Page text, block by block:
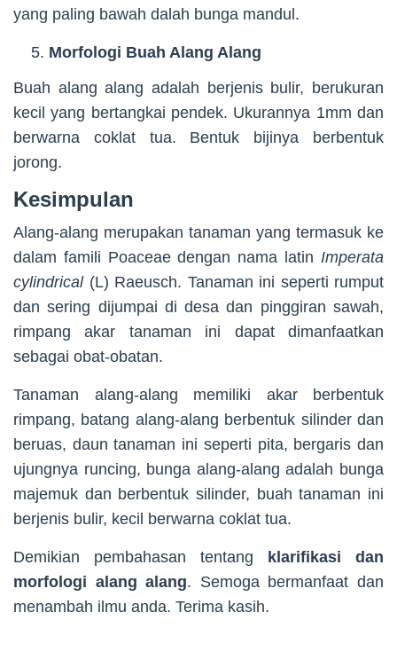
yang paling bawah dalah bunga mandul.
Morfologi Buah Alang Alang
Buah alang alang adalah berjenis bulir, berukuran
kecil yang bertangkai pendek. Ukurannya 1mm dan
berwarna coklat tua. Bentuk bijinya berbentuk
jorong.
Kesimpulan
Alang-alang merupakan tanaman yang termasuk ke
dalam famili Poaceae dengan nama latin Imperata
cylindrical(L) Raeusch. Tanaman ini seperti rumput
dan sering dijumpai di desa dan pinggiran sawah,
rimpang akar tanaman ini dapat dimanfaatkan
sebagai obat-obatan.
Tanaman alang-alang memiliki akar berbentuk
rimpang, batang alang-alang berbentuk silinder dan
beruas, daun tanaman ini seperti pita, bergaris dan
ujungnya runcing, bunga alang-alang adalah bunga
majemuk dan berbentuk silinder, buah tanaman ini
berjenis bulir, kecil berwarna coklat tua.
Demikian pembahasan tentang klarifikasi dan
morfologi alang alang. Semoga bermanfaat dan
menambah ilmu anda. Terima kasih.